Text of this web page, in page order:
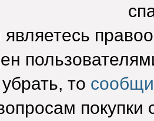
то
покупки